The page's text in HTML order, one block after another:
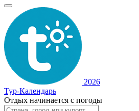
2026
Тур-Календарь
Отдых начинается с погоды